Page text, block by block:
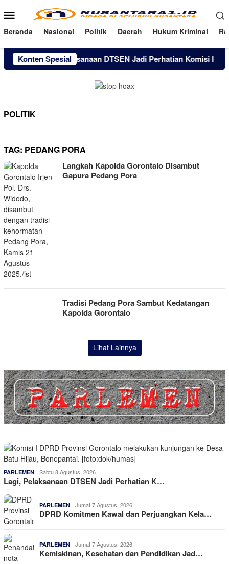
ke
konten
Menu
Mobile
Beranda Nasional Politik Daerah Hukum Kriminal
Konten Spesial
Lagi, Pelaksanaan DTSEN Jadi Perhatian Komisi I Saat
POLITIK
TAG: PEDANG PORA
Langkah Kapolda Gorontalo Disambut
Gapura Pedang Pora
Tradisi Pedang Pora Sambut Kedatangan
Kapolda Gorontalo
Lihat Lainnya
PARLEMEN Sabtu 8 Agustus, 2026
Lagi, Pelaksanaan DTSEN Jadi Perhatian K…
PARLEMEN Jumat 7 Agustus, 2026
DPRD Komitmen Kawal dan Perjuangkan Kela…
PARLEMEN Jumat 7 Agustus, 2026
Kemiskinan, Kesehatan dan Pendidikan Jad…